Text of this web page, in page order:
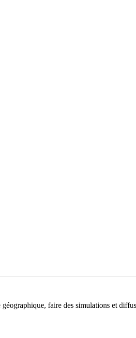
faire des simulations et